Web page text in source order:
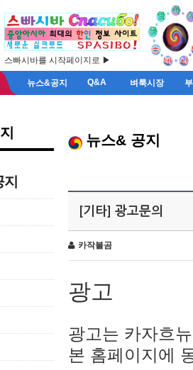
스빠시바를 시작페이지로 ▶
뉴스&공지 Q&A 벼룩시장
뉴스& 공지
[기타] 광고문의
카작불곰
광고
광고는 카자흐
본 홈페이지에